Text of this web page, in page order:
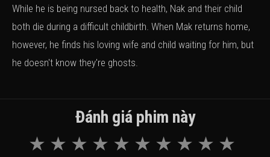
While he is being nursed back to health, Nak and their child
both die during a difficult childbirth. When Mak returns home,
however, he finds his loving wife and child waiting for him, but
he doesn't know they're ghosts.
Đánh giá phim này